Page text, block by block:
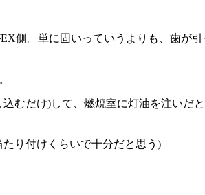
側。単に固いっていうよりも、歯が引
むだけ)して、燃焼室に灯油を注いだ
り付けくらいで十分だと思う)